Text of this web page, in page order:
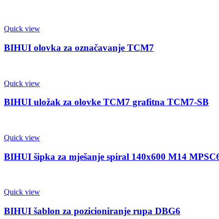
Quick view
BIHUI olovka za označavanje TCM7
Quick view
BIHUI uložak za olovke TCM7 grafitna TCM7-SB
Quick view
BIHUI šipka za mješanje spiral 140x600 M14
Quick view
BIHUI šablon za pozicioniranje rupa DBG6